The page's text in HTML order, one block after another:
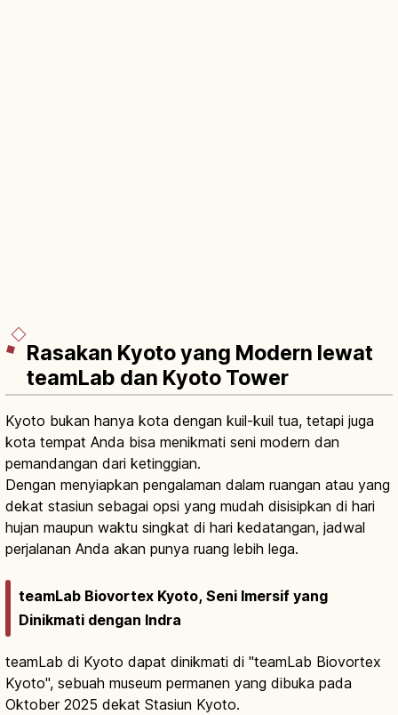
Rasakan Kyoto yang Modern lewat
teamLab dan Kyoto Tower
Kyoto bukan hanya kota dengan kuil-kuil tua, tetapi juga
kota tempat Anda bisa menikmati seni modern dan
pemandangan dari ketinggian.
Dengan menyiapkan pengalaman dalam ruangan atau yang
dekat stasiun sebagai opsi yang mudah disisipkan di hari
hujan maupun waktu singkat di hari kedatangan, jadwal
perjalanan Anda akan punya ruang lebih lega.
teamLab Biovortex Kyoto, Seni Imersif yang
Dinikmati dengan Indra
teamLab di Kyoto dapat dinikmati di "teamLab Biovortex
Kyoto", sebuah museum permanen yang dibuka pada
Oktober 2025 dekat Stasiun Kyoto.